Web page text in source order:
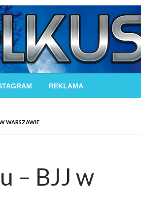
REKLAMA
WARSZAWIE
– BJJ w